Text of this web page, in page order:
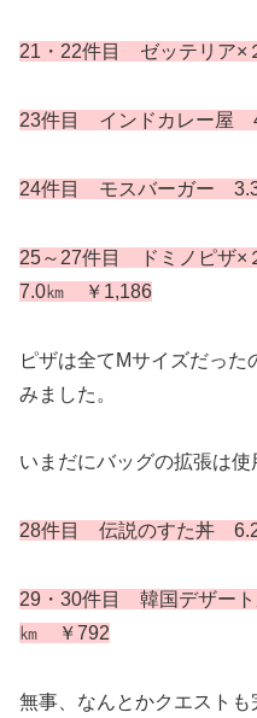
21・22件目 ゼッテリア
23件目 インドカレー屋
24件目 モスバーガー
25～ 27件目 ドミノピザ×
7.0㎞ ￥1,186
ピザは全てMサイズだっ
みました。
いまだにバッグの拡張は使
28件目 伝説のすた丼
29・30件目 韓国デザー
㎞ ￥792
無事、なんとかクエスト